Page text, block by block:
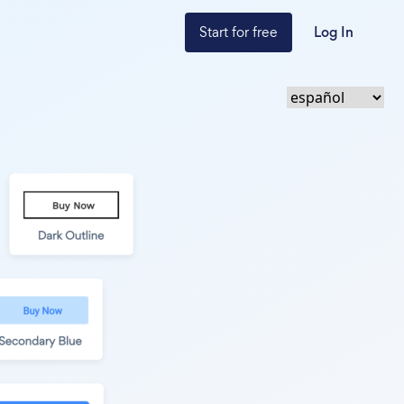
Start for free Log In